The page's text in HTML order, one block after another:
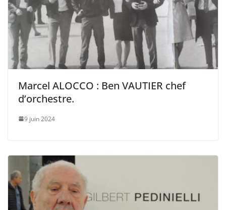
Marcel ALOCCO : Ben VAUTIER chef
d’orchestre.
9 juin 2024